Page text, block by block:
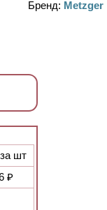
Бренд: Metzger
шт
₽